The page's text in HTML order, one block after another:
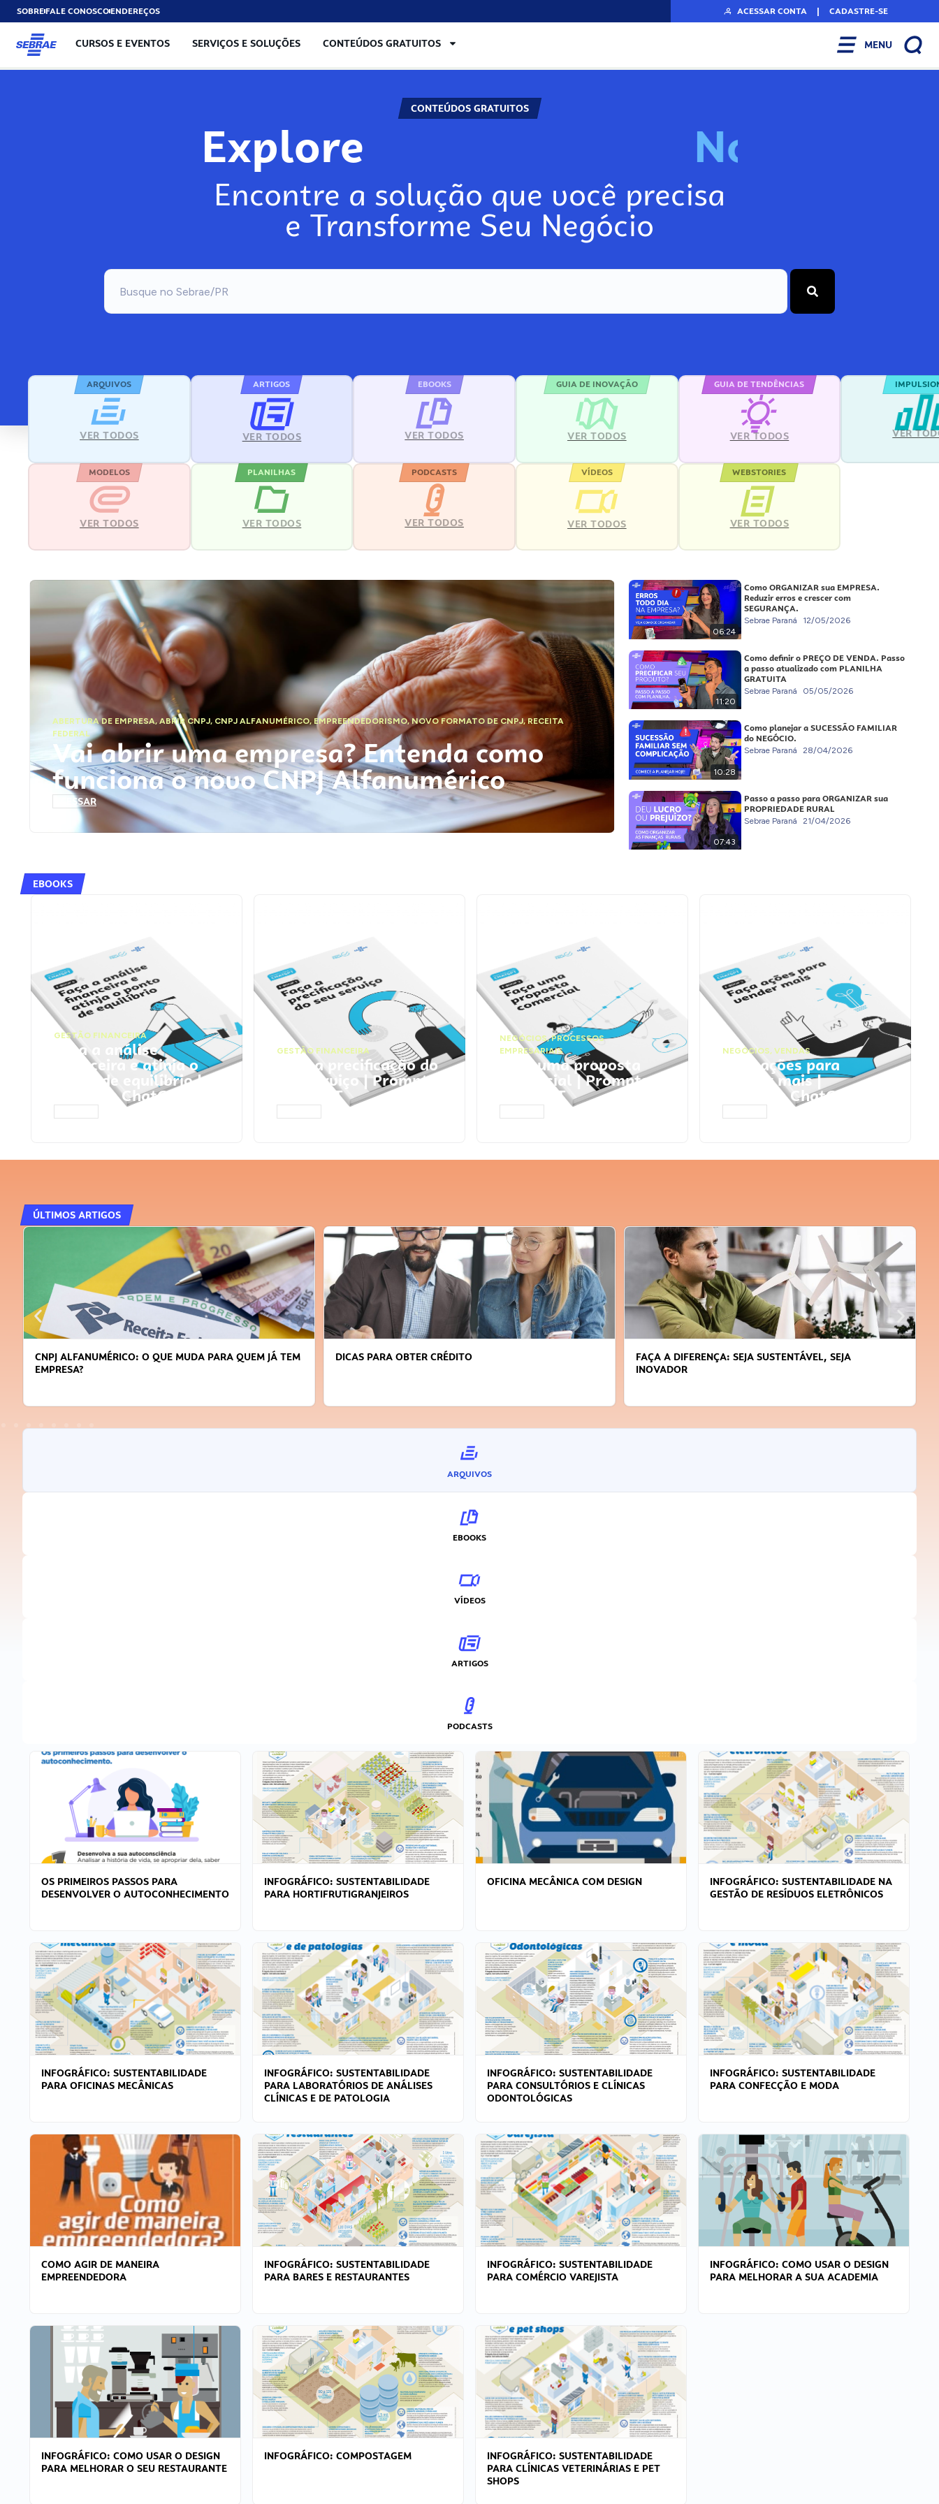
SOBREFALE CONOSCOENDEREÇOS ACESSAR CONTA | CADASTRE-SE
CURSOS E EVENTOS SERVIÇOS E SOLUÇÕES CONTEÚDOS GRATUITOS MENU
CONTEÚDOS GRATUITOS
Explore N
Encontre a solução que você precisa
e Transforme Seu Negócio
ARQUIVOS
VER TODOS
ARTIGOS
VER TODOS
EBOOKS
VER TODOS
GUIA DE INOVAÇÃO
VER TODOS
GUIA DE TENDÊNCIAS
VER TODOS VER
MODELOS
VER TODOS
PLANILHAS
VER TODOS
PODCASTS
VER TODOS
VÍDEOS
VER TODOS
WEBSTORIES
VER TODOS
ABERTURA DE EMPRESA,ABRIR CNPJ, CNPJ ALFANUMÉRICO, EMPREENDEDORISMO,NOVO FORMATO DE CNPJ,RECEITA
FEDERAL
Vai abrir uma empresa? Entenda como
funciona o novo CNPJ Alfanumérico
ACESSAR
06:24
Como ORGANIZAR sua EMPRESA.
Reduzir erros e crescer com
SEGURANÇA.
Sebrae Paraná 12/05/2026
11:20
Como definir o PREÇO DE VENDA. Passo
a passo atualizado com PLANILHA
GRATUITA
Sebrae Paraná 05/05/2026
10:28
Como planejar a SUCESSÃO FAMILIAR
do NEGÓCIO.
Sebrae Paraná 28/04/2026
07:43
Passo a passo para ORGANIZAR sua
PROPRIEDADE RURAL
Sebrae Paraná 21/04/2026
EBOOKS
GESTÃO FINANCEIRA
Faça a análise
financeira e atinja o
ponto de equilíbrio |
Prompts ChatGPT
GESTÃO FINANCEIRA
Faça a precificação do
seu serviço | Prompts
ChatGPT
NEGÓCIOS,PROCESSOS
EMPRESARIAIS
Faça uma proposta
comercial | Prompts
ChatGPT
NEGÓCIOS, VENDAS
Faça ações para
vender mais |
Prompts ChatGPT
ÚLTIMOS ARTIGOS
DICAS PARA OBTER CRÉDITO
FAÇA A DIFERENÇA: SEJA SUSTENTÁVEL, SEJA
APRENDA A GERENCIAR O SEU TEMPO
ARQUIVOS
EBOOKS
VÍDEOS
ARTIGOS
PODCASTS
OS PRIMEIROS PASSOS PARA
DESENVOLVER O AUTOCONHECIMENTO
INFOGRÁFICO: SUSTENTABILIDADE
PARA HORTIFRUTIGRANJEIROS
OFICINA MECÂNICA COM DESIGN
INFOGRÁFICO: SUSTENTABILIDADE NA
GESTÃO DE RESÍDUOS ELETRÔNICOS
INFOGRÁFICO: SUSTENTABILIDADE
PARA OFICINAS MECÂNICAS
INFOGRÁFICO: SUSTENTABILIDADE
PARA LABORATÓRIOS DE ANÁLISES
CLÍNICAS E DE PATOLOGIA
INFOGRÁFICO: SUSTENTABILIDADE
PARA CONSULTÓRIOS E CLÍNICAS
ODONTOLÓGICAS
INFOGRÁFICO: SUSTENTABILIDADE
PARA CONFECÇÃO E MODA
COMO AGIR DE MANEIRA
EMPREENDEDORA
INFOGRÁFICO: SUSTENTABILIDADE
PARA BARES E RESTAURANTES
INFOGRÁFICO: SUSTENTABILIDADE
PARA COMÉRCIO VAREJISTA
INFOGRÁFICO: COMO USAR O DESIGN
PARA MELHORAR A SUA ACADEMIA
INFOGRÁFICO: COMO USAR O DESIGN
PARA MELHORAR O SEU RESTAURANTE
INFOGRÁFICO: COMPOSTAGEM
INFOGRÁFICO: SUSTENTABILIDADE
PARA CLÍNICAS VETERINÁRIAS E PET
SHOPS